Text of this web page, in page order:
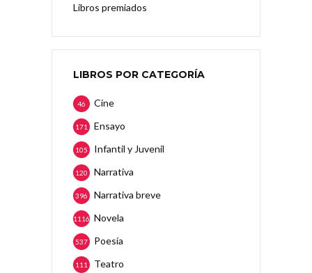
Libros premiados
LIBROS POR CATEGORÍA
Cine
46
Ensayo
171
Infantil y Juvenil
105
Narrativa
120
Narrativa breve
396
Novela
1116
Poesía
537
Teatro
111